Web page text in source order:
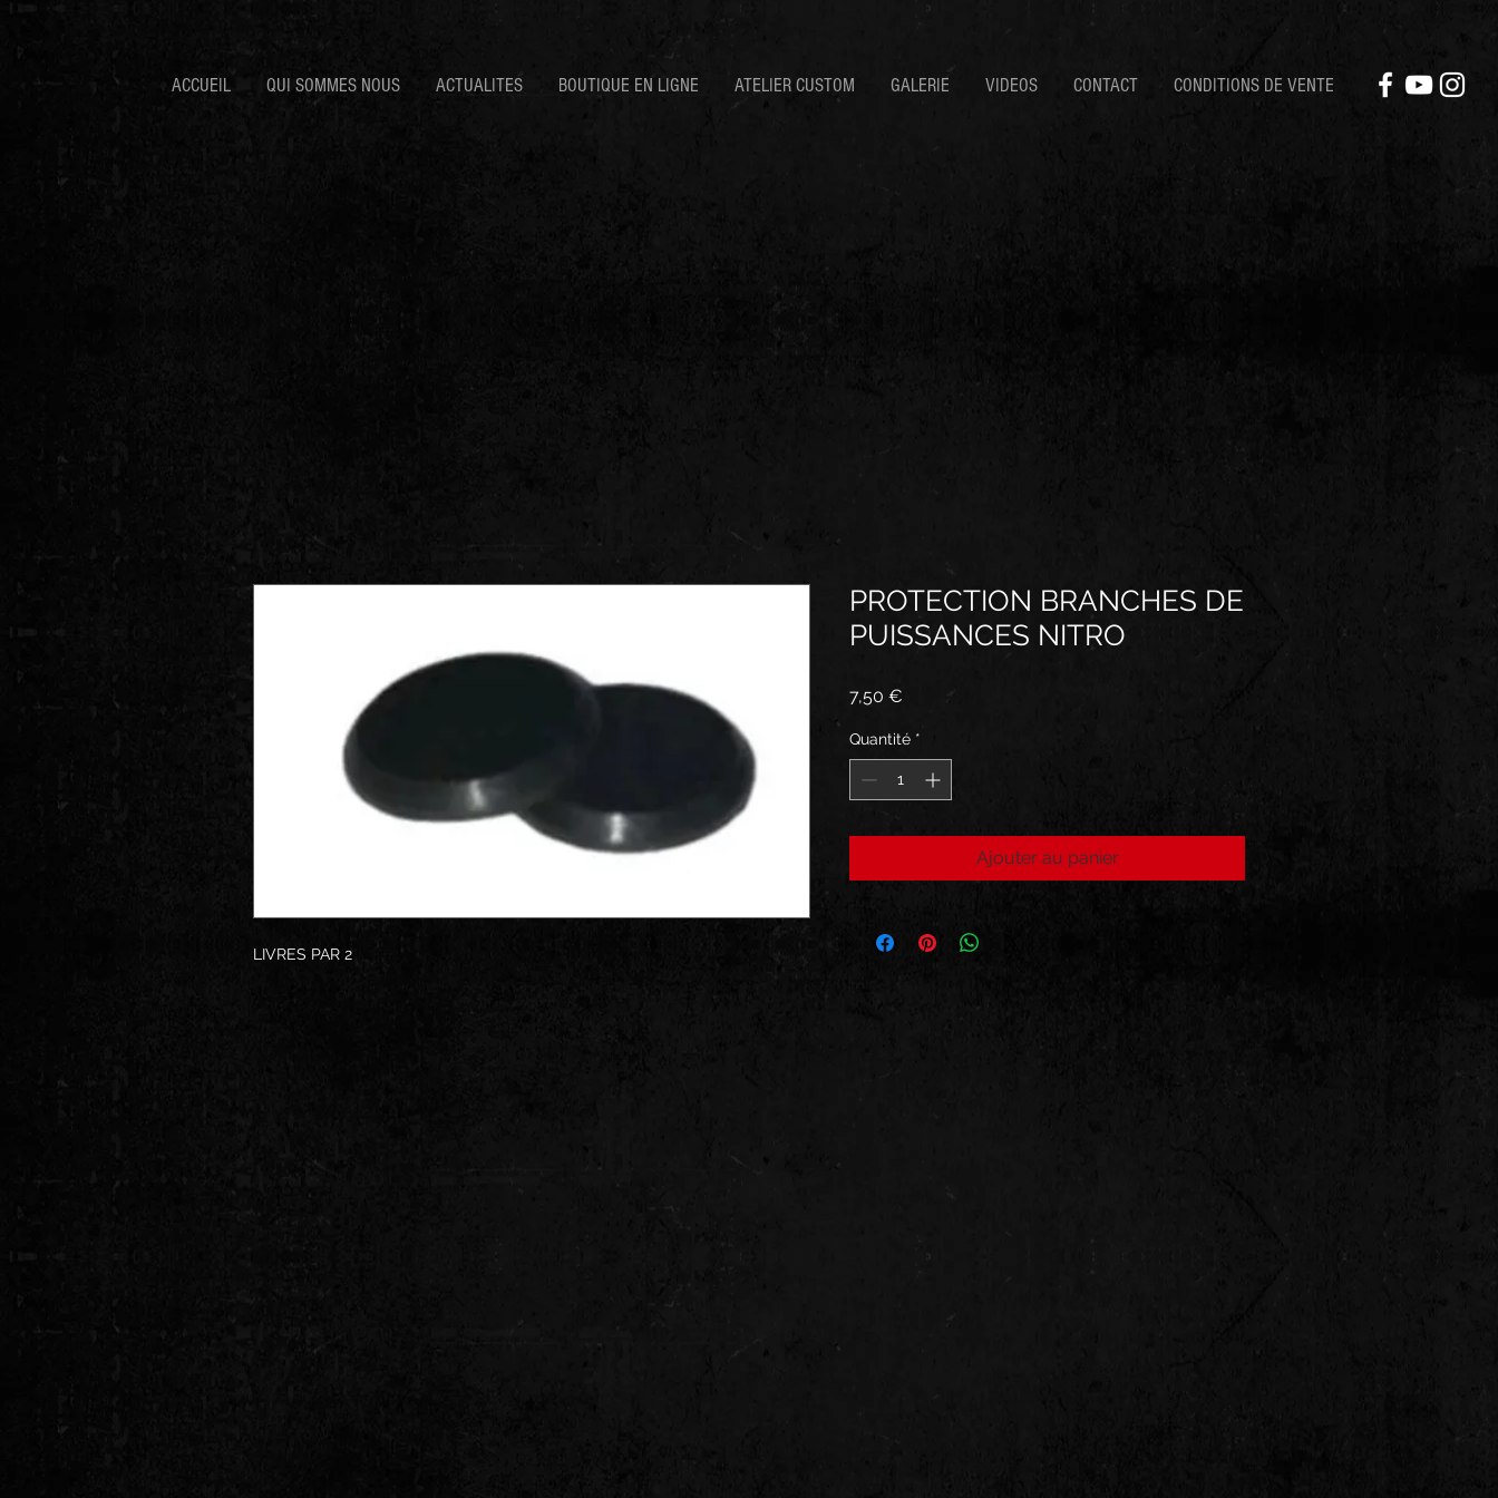
ACCUEIL QUI SOMMES NOUS ACTUALITES BOUTIQUE EN LIGNE ATELIER CUSTOM GALERIE VIDEOS CONTACT CONDITIONS DE VENTE
LIVRES PAR 2
PROTECTION BRANCHES DE
PUISSANCES NITRO
7,50 €
Quantité *
Ajouter au panier